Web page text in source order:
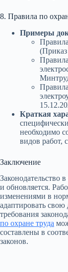
8. Правила по
Примеры
Краткая
необходимо
видов работ,
Заключение
Законодательство
и обновляется.
изменениями в
адаптировать
требования
по охране труда
составлены в
законов.